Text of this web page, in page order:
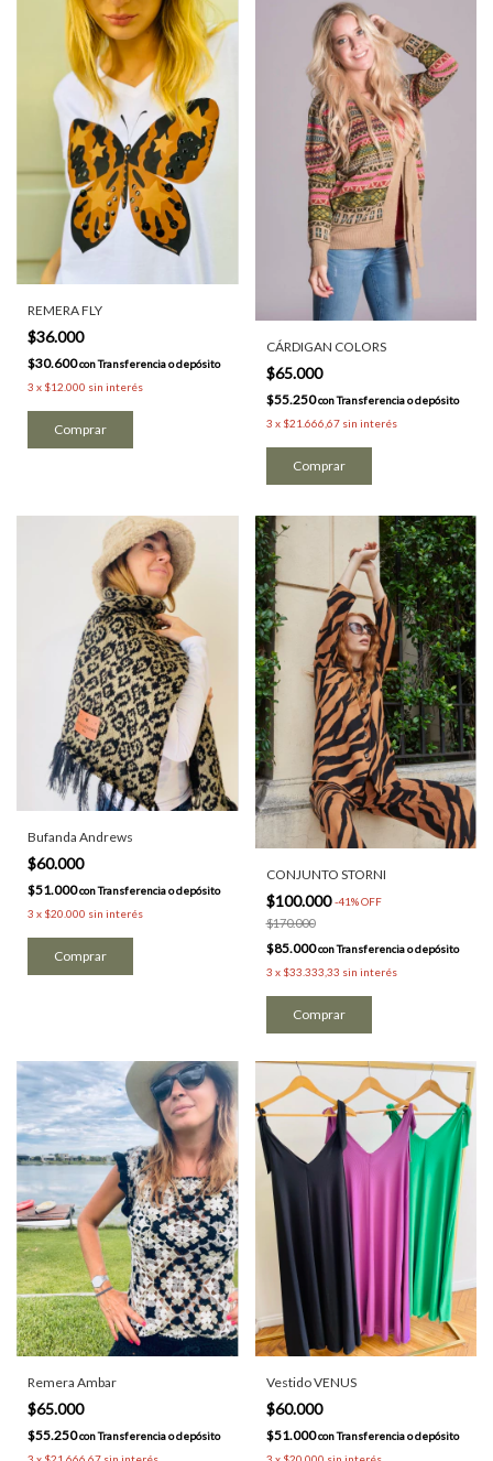
REMERA FLY
$36.000
$30.600conTransferencia o depósito
3 x $12.000 sin interés
Comprar
CÁRDIGAN COLORS
$65.000
$55.250conTransferencia o depósito
3 x $21.666,67 sin interés
Bufanda Andrews
$60.000
$51.000conTransferencia o depósito
3 x $20.000 sin interés
CONJUNTO STORNI
$100.000-41%OFF
$170.000
$85.000conTransferencia o depósito
3 x $33.333,33 sin interés
Comprar
Remera Ambar
$65.000
$55.250conTransferencia o depósito
Vestido VENUS
$60.000
$51.000conTransferencia o depósito